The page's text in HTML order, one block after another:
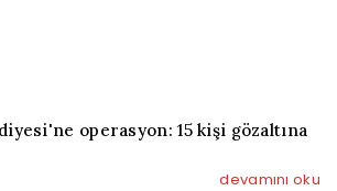
operasyon: 15 kişi gözaltına
devamını oku